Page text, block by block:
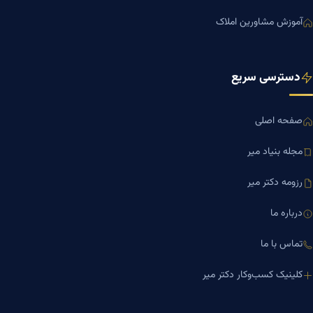
آموزش مشاورین املاک
دسترسی سریع
صفحه اصلی
مجله بنیاد میر
رزومه دکتر میر
درباره ما
تماس با ما
کلینیک کسب‌وکار دکتر میر